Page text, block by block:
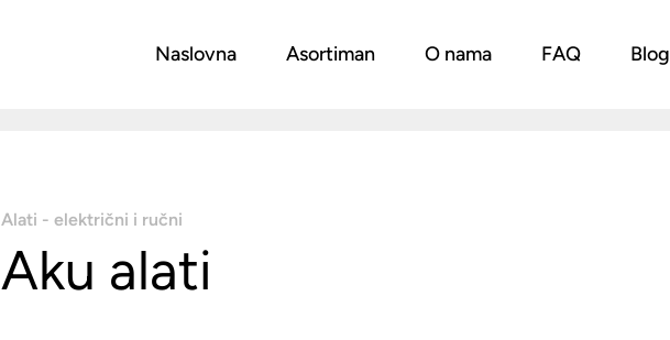
Naslovna Asortiman O nama FAQ Blog
Alati - električni i ručni
Aku alati